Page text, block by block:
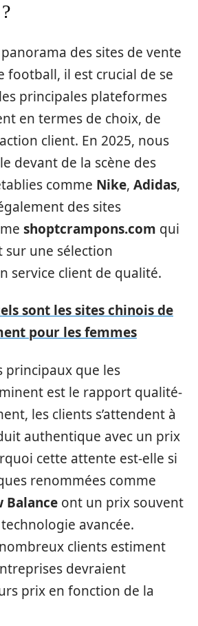
des sites de vente
football, il est crucial de se
principales plateformes
en termes de choix, de
client. En 2025, nous
devant de la scène des
comme Nike, Adidas,
des sites
shoptcrampons.com qui
sur une sélection
service client de qualité.
sont les sites chinois de
pour les femmes
principaux que les
est le rapport qualité-
les clients s’attendent à
authentique avec un prix
cette attente est-elle si
renommées comme
Balance ont un prix souvent
avancée.
clients estiment
devraient
prix en fonction de la